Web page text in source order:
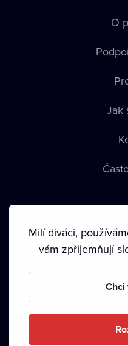
O
Jak
Podmínky používání •
•
Milí diváci,
vám zpříjemňují
Chci